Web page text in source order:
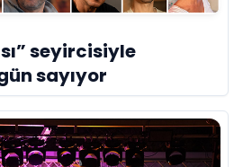
seyircisiyle
sayıyor